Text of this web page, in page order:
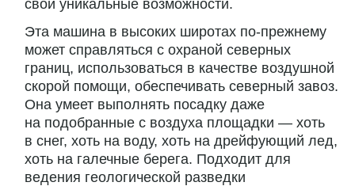
свои уникальные возможности.
Эта машина в высоких широтах по-прежнему
может справляться с охраной северных
границ, использоваться в качестве воздушной
скорой помощи, обеспечивать северный завоз.
Она умеет выполнять посадку даже
на подобранные с воздуха площадки — хоть
в снег, хоть на воду, хоть на дрейфующий лед,
хоть на галечные берега. Подходит для
ведения геологической разведки